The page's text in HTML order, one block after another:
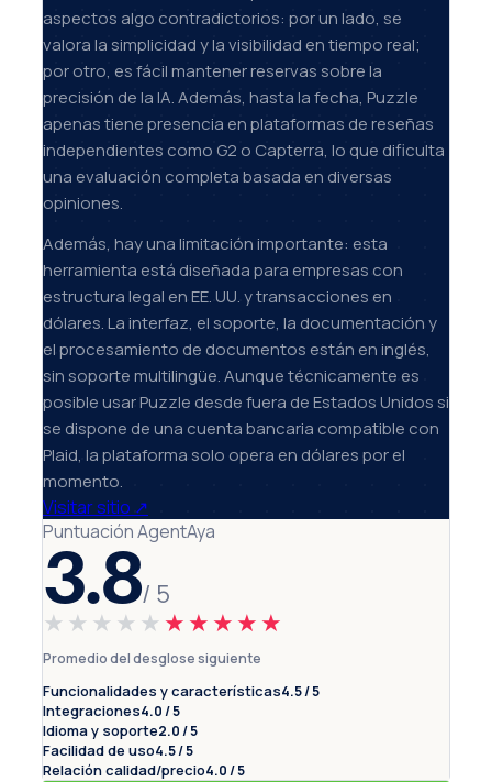
aspectos algo contradictorios: por un lado, se
valora la simplicidad y la visibilidad en tiempo real;
por otro, es fácil mantener reservas sobre la
precisión de la IA. Además, hasta la fecha, Puzzle
apenas tiene presencia en plataformas de reseñas
independientes como G2 o Capterra, lo que dificulta
una evaluación completa basada en diversas
opiniones.
Además, hay una limitación importante: esta
herramienta está diseñada para empresas con
estructura legal en EE. UU. y transacciones en
dólares. La interfaz, el soporte, la documentación y
el procesamiento de documentos están en inglés,
sin soporte multilingüe. Aunque técnicamente es
posible usar Puzzle desde fuera de Estados Unidos si
se dispone de una cuenta bancaria compatible con
Plaid, la plataforma solo opera en dólares por el
momento.
Visitar sitio ↗
Puntuación AgentAya
3.8/ 5
★★★★★ ★★★★★
Promedio del desglose siguiente
Funcionalidades y características4.5 / 5
Integraciones4.0 / 5
Idioma y soporte2.0 / 5
Facilidad de uso4.5 / 5
Relación calidad/precio4.0 / 5